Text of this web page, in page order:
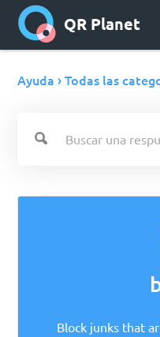
QR Planet
Ayuda › Todas las
Block junks that